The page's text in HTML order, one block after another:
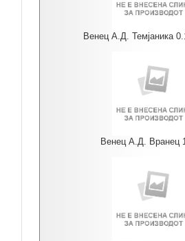
Венец А.Д. Темјаника
Венец А.Д. Вранец